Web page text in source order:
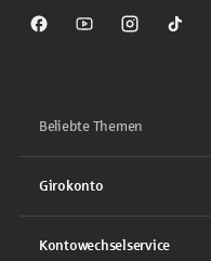
Sparkasse auf Facebook
Sparkasse auf
Sparkasse
Beliebte Themen
Girokonto
Kontowechselservice